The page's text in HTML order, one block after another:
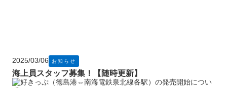
2025/03/06 お知らせ
海上員スタッフ募集！【随時更新】